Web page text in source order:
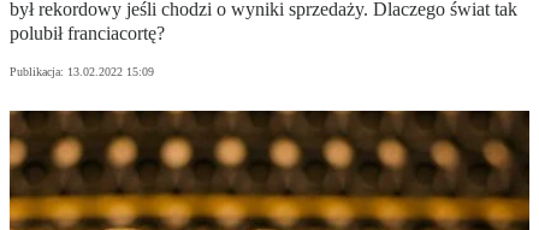
był rekordowy jeśli chodzi o wyniki sprzedaży. Dlaczego świat tak
polubił franciacortę?
Publikacja: 13.02.2022 15:09